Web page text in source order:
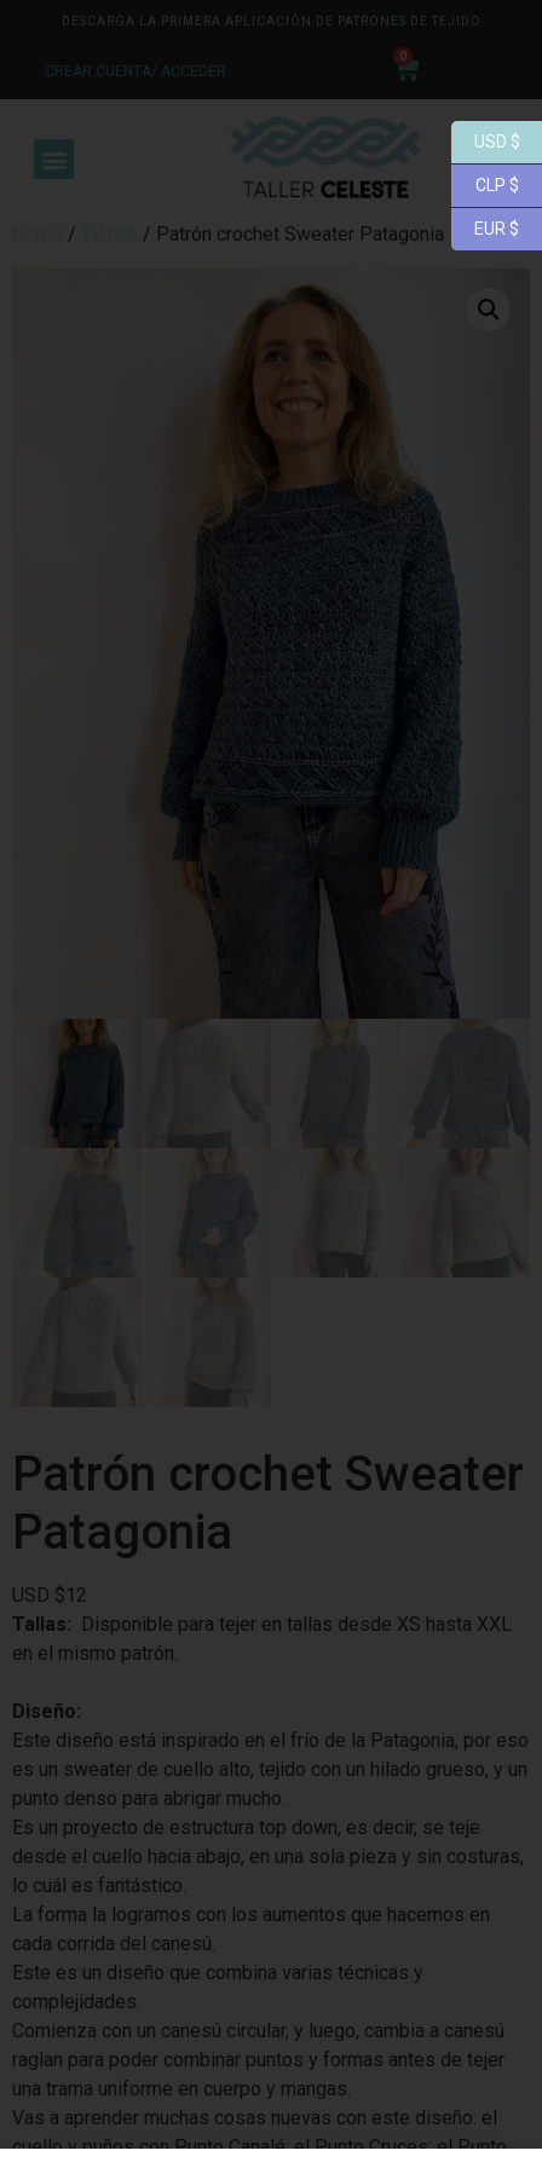
DESCARGA LA PRIMERA APLICACIÓN DE PATRONES DE TEJIDO
CREAR CUENTA/ ACCEDER
0
/ / Patrón crochet Sweater Patagonia
Patrón crochet Sweater
Patagonia
USD $12
Tallas: Disponible para tejer en tallas desde XS hasta XXL
en el mismo patrón.
Diseño:
Este diseño está inspirado en el frío de la Patagonia, por eso
es un sweater de cuello alto, tejido con un hilado grueso, y un
punto denso para abrigar mucho.
Es un proyecto de estructura top down, es decir, se teje
desde el cuello hacia abajo, en una sola pieza y sin costuras,
lo cuál es fantástico.
La forma la logramos con los aumentos que hacemos en
cada corrida del canesú.
Este es un diseño que combina varias técnicas y
complejidades.
Comienza con un canesú circular, y luego, cambia a canesú
raglan para poder combinar puntos y formas antes de tejer
una trama uniforme en cuerpo y mangas.
Vas a aprender muchas cosas nuevas con este diseño: el
cuello y puños con Punto Canalé; el Punto Cruces; el Punto
USD $
CLP $
EUR $